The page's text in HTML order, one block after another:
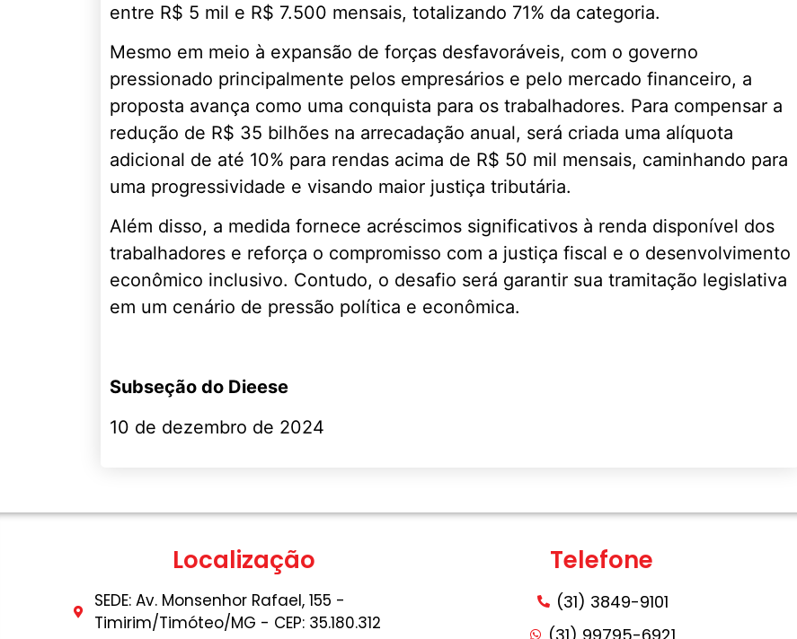
entre R$ 5 mil e R$ 7.500 mensais, totalizando 71% da categoria.
Mesmo em meio à expansão de forças desfavoráveis, com o governo
pressionado principalmente pelos empresários e pelo mercado financeiro, a
proposta avança como uma conquista para os trabalhadores. Para compensar a
redução de R$ 35 bilhões na arrecadação anual, será criada uma alíquota
adicional de até 10% para rendas acima de R$ 50 mil mensais, caminhando para
uma progressividade e visando maior justiça tributária.
Além disso, a medida fornece acréscimos significativos à renda disponível dos
trabalhadores e reforça o compromisso com a justiça fiscal e o desenvolvimento
econômico inclusivo. Contudo, o desafio será garantir sua tramitação legislativa
em um cenário de pressão política e econômica.
Subseção do Dieese
10 de dezembro de 2024
Localização
SEDE: Av. Monsenhor Rafael, 155 -
Timirim/Timóteo/MG - CEP: 35.180.312
Telefone
(31) 3849-9101